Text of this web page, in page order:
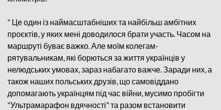
“ Це один із наймасштабніших та найбільш амбітних
проєктів, у яких мені доводилося брати участь. Часом на
маршруті буває важко. Але моїм колегам-
рятувальникам, які борються за життя українців у
нелюдських умовах, зараз набагато важче. Заради них, а
також наших польських друзів, що самовіддано
допомагають українцям під час війни, мусимо пробігти
“Ультрамарафон вдячності” та разом встановити